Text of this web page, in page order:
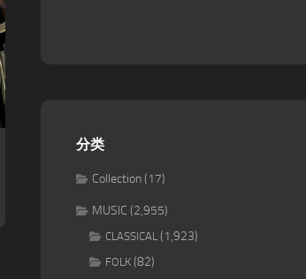
分类
Collection(17)
MUSIC (2,955)
CLASSICAL (1,923)
FOLK (82)